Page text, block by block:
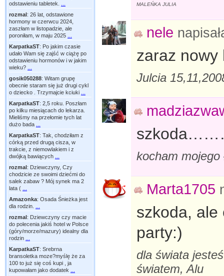
odstawieniu tabletek.
rozmal: 26 lat, odstawione
hormony w czerwcu 2024,
zaszłam w listopadzie, ale
poroniłam, w maju 2025
KarpatkaST: Po jakim czasie
udało Wam się zajść w ciążę po
odstawieniu hormonów i w jakim
wieku?
gosik050288: Witam grupę
obecnie staram się już drugi cykl
o dziecko . Trzymajcie kciuki
KarpatkaST: 2,5 roku. Poszłam
po kilku miesiącach do lekarza.
Mieliśmy na przełomie tych lat
dużo bada
KarpatkaST: Tak, chodziłam z
córką przed drugą cisza, w
trakcie, z niemowlakiem i z
dwójką bawiących
rozmal: Dziewczyny, Czy
chodzicie ze swoimi dziećmi do
salek zabaw ? Mój synek ma 2
lata (
Amazonka: Osada Śnieżka jest
dla rodzin.
rozmal: Dziewczyny czy macie
do polecenia jakiś hotel w Polsce
(góry/morze/mazury) idealny dla
rodzin
KarpatkaST: Srebrna
bransoletka moze?myślę że za
100 to już się coś kupi , ja
kupowałam jako dodatek
MALEŃKA JULIA
nele
zaraz nowy
Julcia
kocham
Marta1705
szkoda, ale
party:)
dla świata
światem, Alu